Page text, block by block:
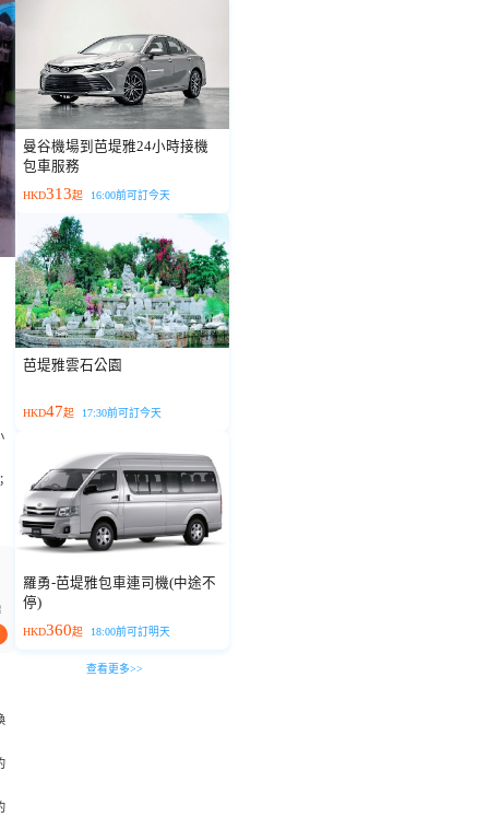
曼谷機場到芭堤雅24小時接機
包車服務
HKD313起 16:00前可訂今天
芭堤雅雲石公園
HKD47起 17:30前可訂今天
羅勇-芭堤雅包車連司機(中途不
停)
HKD360起 18:00前可訂明天
查看更多>>